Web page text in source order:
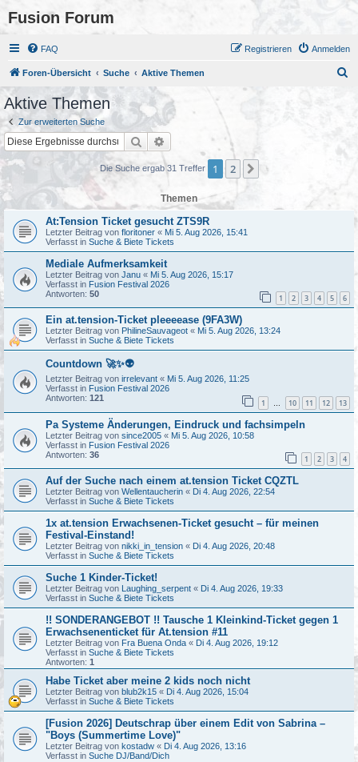
Fusion Forum
FAQ Anmelden
Registrieren
Foren-Übersicht Suche Aktive Themen
Aktive Themen
Zur erweiterten Suche
Suche Erweiterte Suche
Die Suche ergab 31 Treffer 1 2 Nächste
Themen
At:Tension Ticket gesucht ZTS9R
Letzter Beitrag von floritoner « Mi 5. Aug 2026, 15:41
Verfasst in Suche & Biete Tickets
Mediale Aufmerksamkeit
Letzter Beitrag von Janu « Mi 5. Aug 2026, 15:17
Verfasst in Fusion Festival 2026
Antworten: 50 1 2 3 4 5 6
Ein at.tension-Ticket pleeeease (9FA3W)
Letzter Beitrag von PhilineSauvageot « Mi 5. Aug 2026, 13:24
Verfasst in Suche & Biete Tickets
Countdown 🚀✨👽
Letzter Beitrag von irrelevant « Mi 5. Aug 2026, 11:25
Verfasst in Fusion Festival 2026
Antworten: 121 1 … 10 11 12 13
Pa Systeme Änderungen, Eindruck und fachsimpeln
Letzter Beitrag von since2005 « Mi 5. Aug 2026, 10:58
Verfasst in Fusion Festival 2026
Antworten: 36 1 2 3 4
Auf der Suche nach einem at.tension Ticket CQZTL
Letzter Beitrag von Wellentaucherin « Di 4. Aug 2026, 22:54
Verfasst in Suche & Biete Tickets
1x at.tension Erwachsenen-Ticket gesucht – für meinen
Festival-Einstand!
Letzter Beitrag von nikki_in_tension « Di 4. Aug 2026, 20:48
Verfasst in Suche & Biete Tickets
Suche 1 Kinder-Ticket!
Letzter Beitrag von Laughing_serpent « Di 4. Aug 2026, 19:33
Verfasst in Suche & Biete Tickets
!! SONDERANGEBOT !! Tausche 1 Kleinkind-Ticket gegen 1
Erwachsenenticket für At.tension #11
Letzter Beitrag von Fra Buena Onda « Di 4. Aug 2026, 19:12
Verfasst in Suche & Biete Tickets
Antworten: 1
Habe Ticket aber meine 2 kids noch nicht
Letzter Beitrag von blub2k15 « Di 4. Aug 2026, 15:04
Verfasst in Suche & Biete Tickets
[Fusion 2026] Deutschrap über einem Edit von Sabrina –
"Boys (Summertime Love)"
Letzter Beitrag von kostadw « Di 4. Aug 2026, 13:16
Verfasst in Suche DJ/Band/Dich